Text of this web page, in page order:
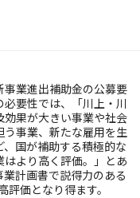
事業進出補助金の公募要
要性では、「川上・川
効果が大きい事業や社会
う事業、新たな雇用を生
、国が補助する積極的な
はより高く評価。」とあ
業計画書で説得力のある
評価となり得ます。